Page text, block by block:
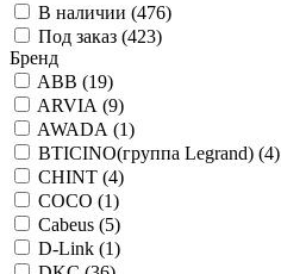
В наличии (476)
Под заказ (423)
Бренд
ABB (19)
ARVIA (9)
AWADA (1)
BTICINO(группа Legrand) (4)
CHINT (4)
COCO (1)
Cabeus (5)
D-Link (1)